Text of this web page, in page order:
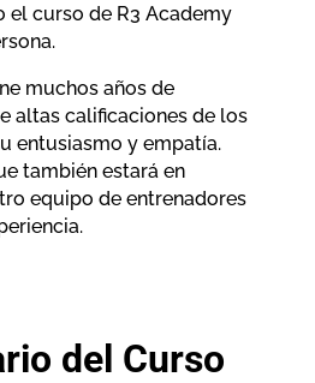
el curso de R3 Academy
muchos años de
altas calificaciones de los
entusiasmo y empatía.
también estará en
equipo de entrenadores
del Curso